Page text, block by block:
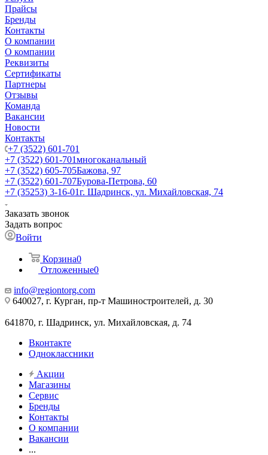
Прайсы
Бренды
Контакты
О компании
О компании
Реквизиты
Сертификаты
Партнеры
Отзывы
Команда
Вакансии
Новости
Контакты
+7 (3522) 601-701
+7 (3522) 601-701многоканальный
+7 (3522) 605-705Бажова, 97
+7 (3522) 601-707Бурова-Петрова, 60
+7 (35253) 3-16-01г. Шадринск, ул. Михайловская, 74
Заказать звонок
Задать вопрос
Войти
Корзина0
Отложенные0
info@regiontorg.com
640027, г. Курган, пр-т Машиностроителей, д. 30
641870, г. Шадринск, ул. Михайловская, д. 74
Вконтакте
Одноклассники
Акции
Магазины
Сервис
Бренды
Контакты
О компании
Вакансии
...